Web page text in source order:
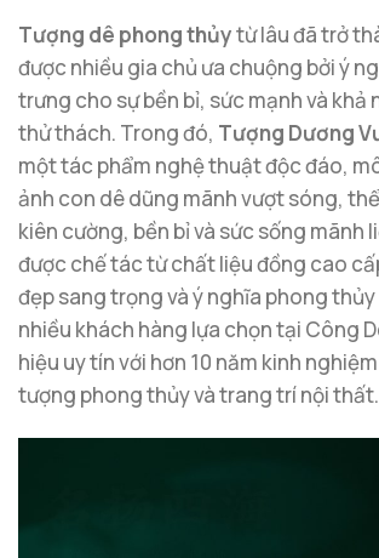
Tượng dê phong thủytừ lâu đã trở
được nhiều gia chủ ưa chuộng bởi ý
trưng cho sự bền bỉ, sức mạnh và khả
thử thách. Trong đó, Tượng Dương
một tác phẩm nghệ thuật độc đáo,
ảnh con dê dũng mãnh vượt sóng,
kiên cường, bền bỉ và sức sống mãnh
được chế tác từ chất liệu đồng cao
đẹp sang trọng và ý nghĩa phong
nhiều khách hàng lựa chọn tại Công
hiệu uy tín với hơn 10 năm kinh
tượng phong thủy và trang trí nội thất.